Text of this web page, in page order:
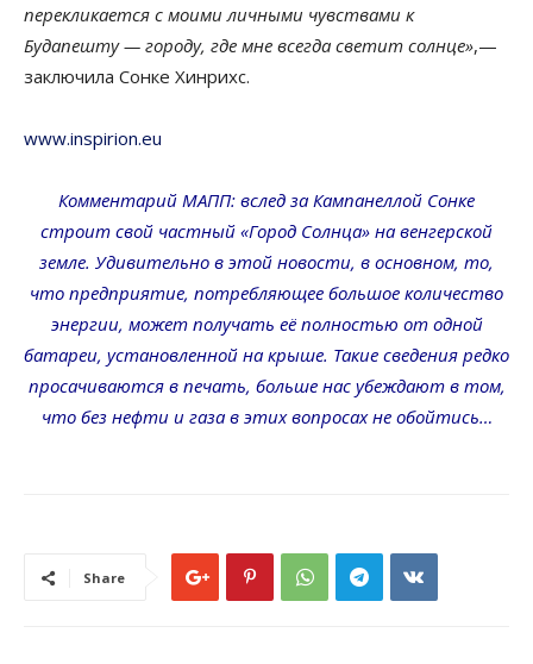
перекликается с моими личными чувствами к
Будапешту — городу, где мне всегда светит солнце»,—
заключила Сонке Хинрихс.
www.inspirion.eu
Комментарий МАПП: вслед за Кампанеллой Сонке
строит свой частный «Город Солнца» на венгерской
земле. Удивительно в этой новости, в основном, то,
что предприятие, потребляющее большое количество
энергии, может получать её полностью от одной
батареи, установленной на крыше. Такие сведения редко
просачиваются в печать, больше нас убеждают в том,
что без нефти и газа в этих вопросах не обойтись…
Share